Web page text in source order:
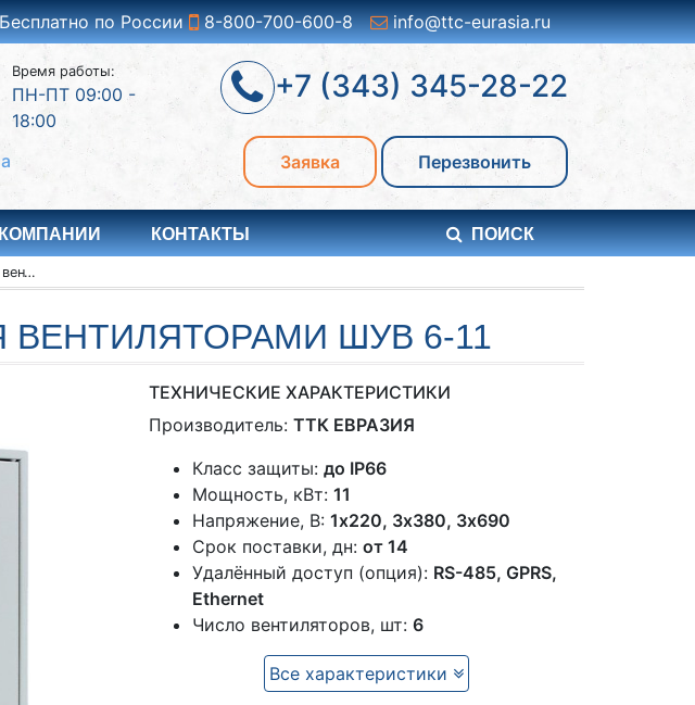
Бесплатно по России 8-800-700-600-8 info@ttc-eurasia.ru
Время работы:
ПН-ПТ 09:00 -
18:00
+7 (343) 345-28-22
Заявка Перезвонить
КОНТАКТЫ ПОИСК
Шкаф управления вентиляторами ШУВ 6-11
ШУВ 6-11
ТЕХНИЧЕСКИЕ ХАРАКТЕРИСТИКИ
Производитель:ТТК ЕВРАЗИЯ
Класс защиты:до IP66
Мощность, кВт:11
Напряжение, В:1x220, 3х380, 3х690
Срок поставки, дн:от 14
Удалённый доступ (опция): RS-485, GPRS,
Ethernet
Число вентиляторов, шт:6
Все характеристики